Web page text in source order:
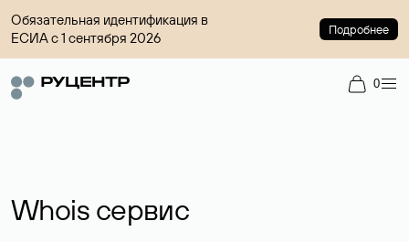
Обязательная идентификация в
ЕСИА с 1 сентября 2026
Подробнее
0
Whois сервис